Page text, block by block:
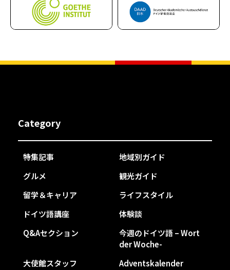
Category
特集記事
地域別ガイド
グルメ
観光ガイド
留学＆キャリア
ライフスタイル
ドイツ語講座
体験談
Q&Aセクション
今週のドイツ語 – Wort
der Woche-
大使館スタッフ
Adventskalender